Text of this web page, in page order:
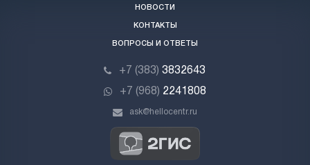
НОВОСТИ
КОНТАКТЫ
ВОПРОСЫ И ОТВЕТЫ
+7 (383) 3832643
+7 (968) 2241808
ask@hellocentr.ru